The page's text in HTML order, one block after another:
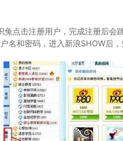
点击注册用户，完成注册后
名和密码，进入新浪SHOW后，